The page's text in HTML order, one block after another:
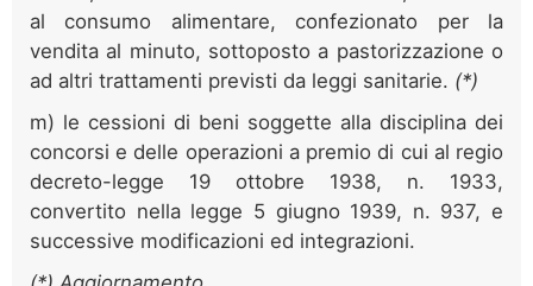
al consumo alimentare, confezionato per la
vendita al minuto, sottoposto a pastorizzazione o
ad altri trattamenti previsti da leggi sanitarie. (*)
m) le cessioni di beni soggette alla disciplina dei
concorsi e delle operazioni a premio di cui al regio
decreto-legge 19 ottobre 1938, n. 1933,
convertito nella legge 5 giugno 1939, n. 937, e
successive modificazioni ed integrazioni.